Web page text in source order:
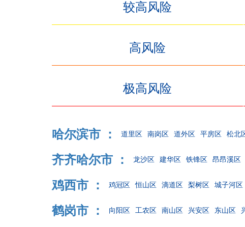
较高风险
高风险
极高风险
哈尔滨市 ： 道里区 南岗区 道外区 平房区 松北
齐齐哈尔市 ： 龙沙区 建华区 铁锋区 昂昂溪区
鸡西市 ： 鸡冠区 恒山区 滴道区 梨树区 城子河区
鹤岗市 ： 向阳区 工农区 南山区 兴安区 东山区